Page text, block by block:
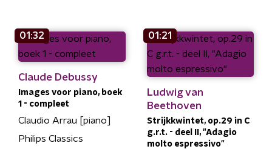
01:32
Claude Debussy
Images voor piano, boek
1 - compleet
Claudio Arrau [piano]
Philips Classics
01:21
Ludwig van
Beethoven
Strijkkwintet, op.29 in C
g.r.t. - deel II, "Adagio
molto espressivo"